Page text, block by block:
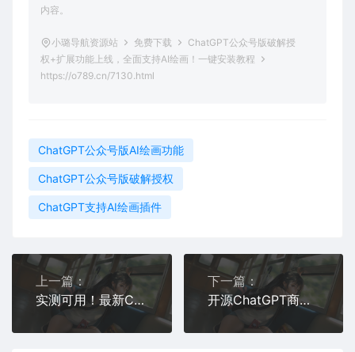
内容。
小璐导航资源站 免费下载
ChatGPT公众号版破解授
权+扩展功能上线，全面支持AI绘画！一键安装教程
https://o789.cn/7130.html
ChatGPT公众号版AI绘画功能
ChatGPT公众号版破解授权
ChatGPT支持AI绘画插件
上一篇：
实测可用！最新ChatGPT余额查询网页源码【亲测有效】
下一篇：
开源ChatGPT商业版源码，灵活定制，支持二次开发与魔改